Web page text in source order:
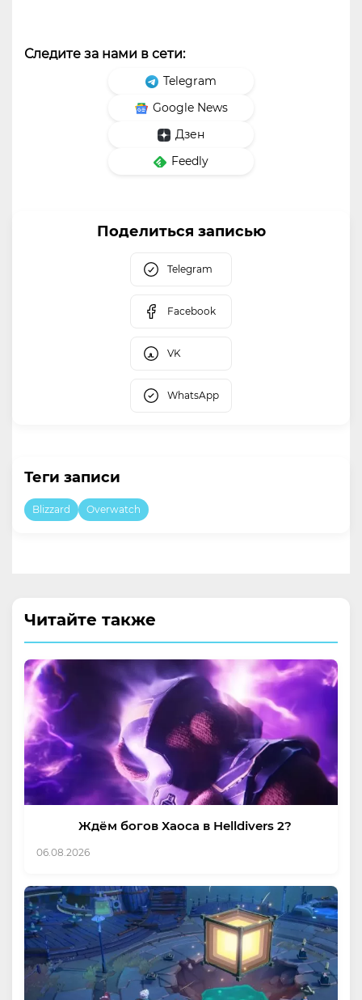
Следите за нами в сети:
Telegram
Google News
Дзен
Feedly
Поделиться записью
Telegram
Facebook
VK
WhatsApp
Теги записи
Blizzard Overwatch
Читайте также
Ждём богов Хаоса в Helldivers 2?
06.08.2026